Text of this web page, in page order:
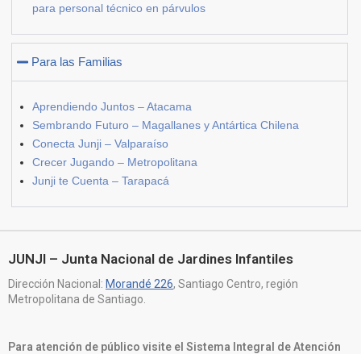
para personal técnico en párvulos
Para las Familias
Aprendiendo Juntos – Atacama
Sembrando Futuro – Magallanes y Antártica Chilena
Conecta Junji – Valparaíso
Crecer Jugando – Metropolitana
Junji te Cuenta – Tarapacá
JUNJI – Junta Nacional de Jardines Infantiles
Dirección Nacional: Morandé 226, Santiago Centro, región
Metropolitana de Santiago.
Para atención de público visite el Sistema Integral de Atención